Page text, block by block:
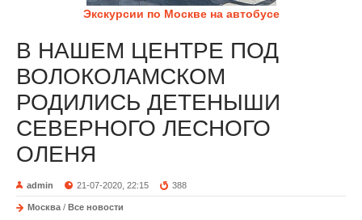
Экскурсии по Москве на автобусе
В НАШЕМ ЦЕНТРЕ ПОД
ВОЛОКОЛАМСКОМ
РОДИЛИСЬ ДЕТЕНЫШИ
СЕВЕРНОГО ЛЕСНОГО
ОЛЕНЯ
admin 21-07-2020, 22:15 388
Москва / Все новости